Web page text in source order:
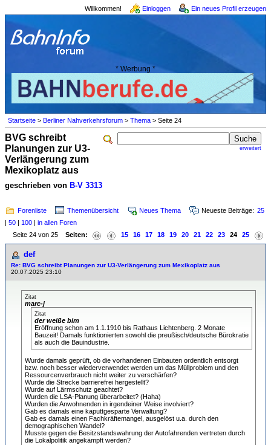
Willkommen! Einloggen Ein neues Profil erzeugen
* Werbung *
Startseite > Berliner Nahverkehrsforum > Thema > Seite 24
erweitert
BVG schreibt
Planungen zur U3-
Verlängerung zum
Mexikoplatz aus
geschrieben von B-V 3313
Forenliste Themenübersicht Neues Thema Neueste Beiträge: 25
| 50 | 100 | in allen Foren
Seite 24 von 25 Seiten: 15 16 17 18 19 20 21 22 23 24 25
def
Re: BVG schreibt Planungen zur U3-Verlängerung zum Mexikoplatz aus
20.07.2025 23:10
Zitat
marc-j
Zitat
der weiße bim
Eröffnung schon am 1.1.1910 bis Rathaus Lichtenberg. 2 Monate
Bauzeit! Damals funktionierten sowohl die preußisch/deutsche Bürokratie
als auch die Bauindustrie.
Wurde damals geprüft, ob die vorhandenen Einbauten ordentlich entsorgt
bzw. noch besser wiederverwendet werden um das Müllproblem und den
Ressourcenverbrauch nicht weiter zu verschärfen?
Wurde die Strecke barrierefrei hergestellt?
Wurde auf Lärmschutz geachtet?
Wurden die LSA-Planung überarbeitet? (Haha)
Wurden die Anwohnenden in irgendeiner Weise involviert?
Gab es damals eine kaputtgesparte Verwaltung?
Gab es damals einen Fachkräftemangel, ausgelöst u.a. durch den
demographischen Wandel?
Musste gegen die Besitzstandswahrung der Autofahrenden vertreten durch
die Lokalpolitik angekämpft werden?